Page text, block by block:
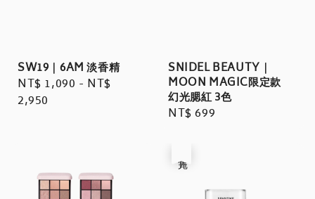
SW19｜6AM 淡香精
Regular
price
NT$ 1,090 - NT$
2,950
SNIDEL BEAUTY｜
MOON MAGIC限定款
幻光腮紅 3色
Regular
NT$ 699